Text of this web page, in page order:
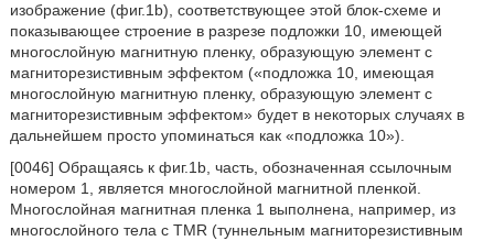
изображение (фиг.1b), соответствующее этой блок-схеме и
показывающее строение в разрезе подложки 10, имеющей
многослойную магнитную пленку, образующую элемент с
магниторезистивным эффектом («подложка 10, имеющая
многослойную магнитную пленку, образующую элемент с
магниторезистивным эффектом» будет в некоторых случаях в
дальнейшем просто упоминаться как «подложка 10»).
[0046] Обращаясь к фиг.1b, часть, обозначенная ссылочным
номером 1, является многослойной магнитной пленкой.
Многослойная магнитная пленка 1 выполнена, например, из
многослойного тела с TMR (туннельным магниторезистивным